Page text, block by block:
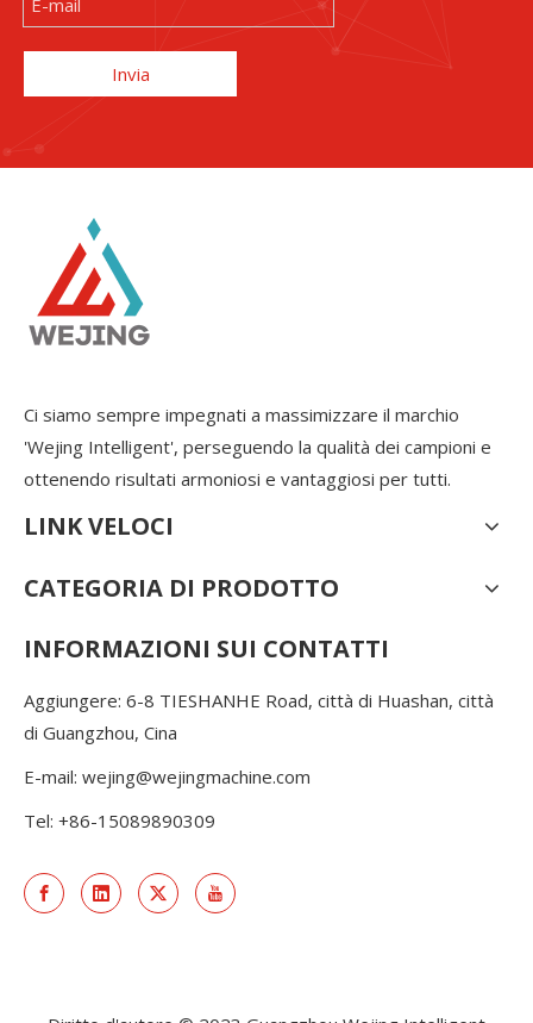
Invia
Ci siamo sempre impegnati a massimizzare il marchio
'Wejing Intelligent', perseguendo la qualità dei campioni e
ottenendo risultati armoniosi e vantaggiosi per tutti.
LINK VELOCI
CATEGORIA DI PRODOTTO
INFORMAZIONI SUI CONTATTI
Aggiungere: 6-8 TIESHANHE Road, città di Huashan, città
di Guangzhou, Cina
E-mail: wejing@wejingmachine.com
Tel: +86-15089890309